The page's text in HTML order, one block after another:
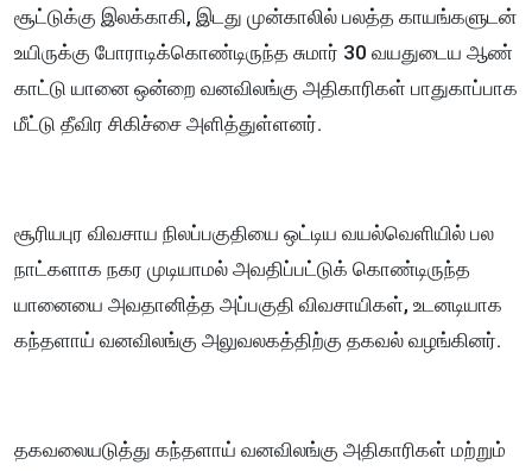
சூட்டுக்கு இலக்காகி, இடது முன்காலில் பலத்த காயங்களுடன்
உயிருக்கு போராடிக்கொண்டிருந்த சுமார் 30 வயதுடைய ஆண்
காட்டு யானை ஒன்றை வனவிலங்கு அதிகாரிகள் பாதுகாப்பாக
மீட்டு தீவிர சிகிச்சை அளித்துள்ளனர்.
சூரியபுர விவசாய நிலப்பகுதியை ஒட்டிய வயல்வெளியில் பல
நாட்களாக நகர முடியாமல் அவதிப்பட்டுக் கொண்டிருந்த
யானையை அவதானித்த அப்பகுதி விவசாயிகள், உடனடியாக
கந்தளாய் வனவிலங்கு அலுவலகத்திற்கு தகவல் வழங்கினர்.
தகவலையடுத்து கந்தளாய் வனவிலங்கு அதிகாரிகள் மற்றும்